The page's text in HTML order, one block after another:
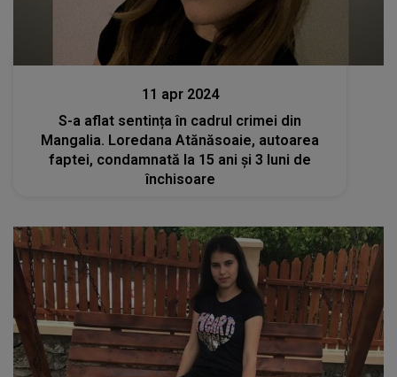
11 apr 2024
S-a aflat sentința în cadrul crimei din
Mangalia. Loredana Atănăsoaie, autoarea
faptei, condamnată la 15 ani și 3 luni de
închisoare